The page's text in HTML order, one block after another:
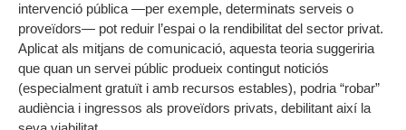
intervenció pública —per exemple, determinats serveis o
proveïdors— pot reduir l’espai o la rendibilitat del sector privat.
Aplicat als mitjans de comunicació, aquesta teoria suggeriria
que quan un servei públic produeix contingut noticiós
(especialment gratuït i amb recursos estables), podria “robar”
audiència i ingressos als proveïdors privats, debilitant així la